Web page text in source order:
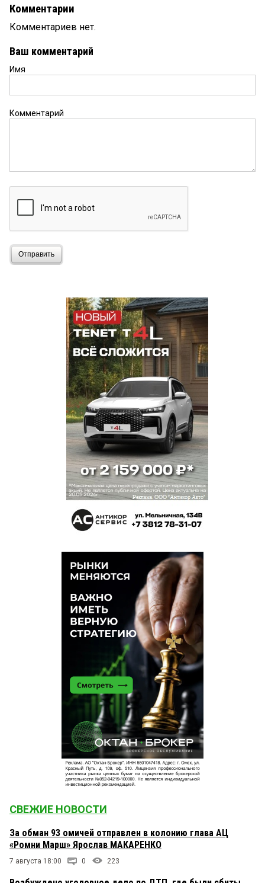
Комментарии
Комментариев нет.
Ваш комментарий
Имя
Комментарий
Отправить
СВЕЖИЕ НОВОСТИ
За обман 93 омичей отправлен в колонию глава АЦ
«Ромни Марш» Ярослав МАКАРЕНКО
7 августа 18:00 0 223